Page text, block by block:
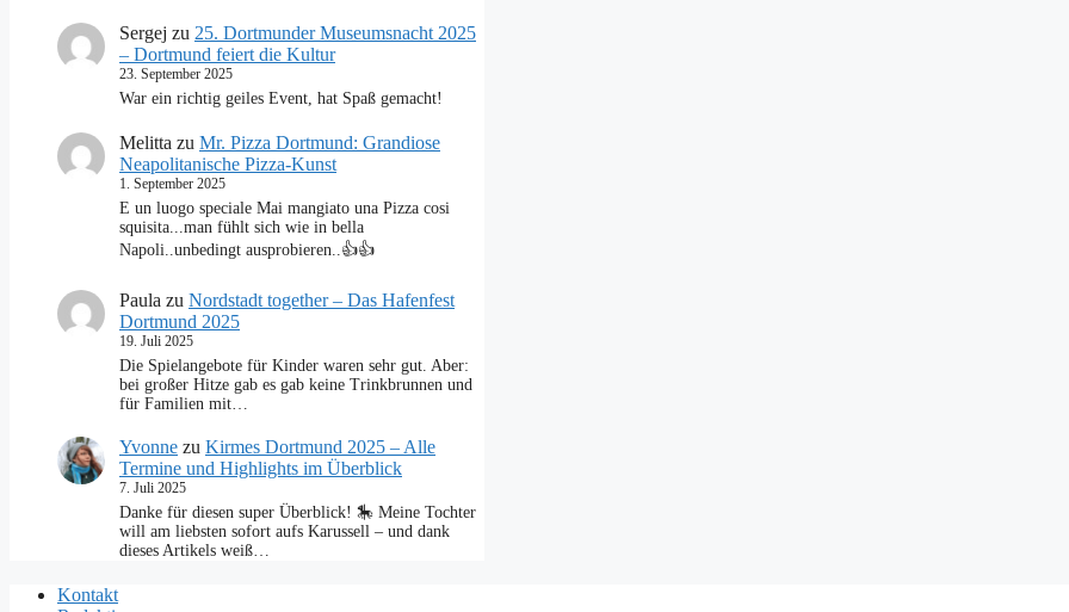
Sergej zu 25. Dortmunder Museumsnacht 2025
– Dortmund feiert die Kultur
23. September 2025
War ein richtig geiles Event, hat Spaß gemacht!
Melitta zu Mr. Pizza Dortmund: Grandiose
Neapolitanische Pizza-Kunst
1. September 2025
E un luogo speciale Mai mangiato una Pizza cosi
squisita...man fühlt sich wie in bella
Napoli..unbedingt ausprobieren..👍👍
Paula zu Nordstadt together – Das Hafenfest
Dortmund 2025
19. Juli 2025
Die Spielangebote für Kinder waren sehr gut. Aber:
bei großer Hitze gab es gab keine Trinkbrunnen und
für Familien mit…
Yvonne zu Kirmes Dortmund 2025 – Alle
Termine und Highlights im Überblick
7. Juli 2025
Danke für diesen super Überblick! 🎠 Meine Tochter
will am liebsten sofort aufs Karussell – und dank
dieses Artikels weiß…
Kontakt